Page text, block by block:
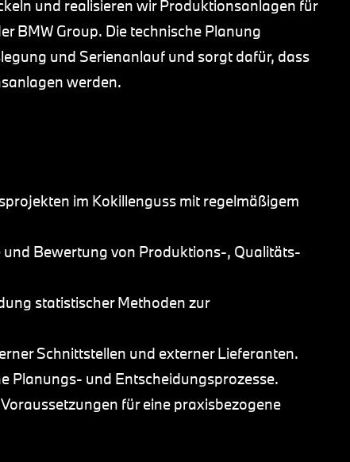
und realisieren wir Produktionsanlagen für
BMW Group. Die technische Planung
und Serienanlauf und sorgt dafür, dass
werden.
im Kokillenguss mit regelmäßigem
Bewertung von Produktions-, Qualitäts-
statistischer Methoden zur
Schnittstellen und externer Lieferanten.
Planungs- und Entscheidungsprozesse.
für eine praxisbezogene